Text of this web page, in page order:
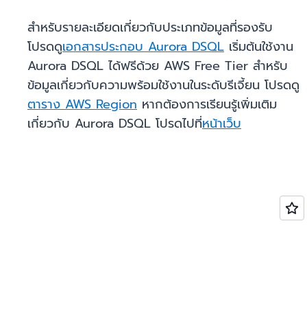
สำหรับรายละเอียดเกี่ยวกับประเภทข้อมูลที่รองรับ
โปรดดูเอกสารประกอบ Aurora DSQL เริ่มต้นใช้งาน
Aurora DSQL ได้ฟรีด้วย AWS Free Tier สำหรับ
ข้อมูลเกี่ยวกับความพร้อมใช้งานในระดับรีเจี้ยน โปรดดู
ตาราง AWS Region หากต้องการเรียนรู้เพิ่มเติม
เกี่ยวกับ Aurora DSQL โปรดไปที่หน้าเว็บ